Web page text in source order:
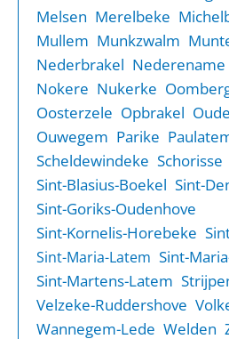
Melsen Merelbeke
Mullem Munkzwalm
Nederbrakel Nederename
Nokere Nukerke
Oosterzele Opbrakel
Ouwegem Parike
Scheldewindeke Schorisse
Sint-Blasius-Boekel Sint-
Sint-Goriks-Oudenhove
Sint-Kornelis-Horebeke
Sint-Maria-Latem Sint-
Sint-Martens-Latem
Velzeke-Ruddershove
Wannegem-Lede Welden